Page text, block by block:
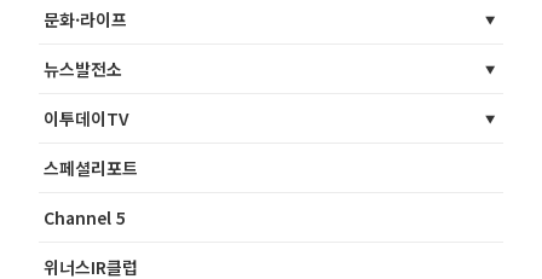
문화·라이프
뉴스발전소
이투데이TV
스페셜리포트
Channel 5
위너스IR클럽